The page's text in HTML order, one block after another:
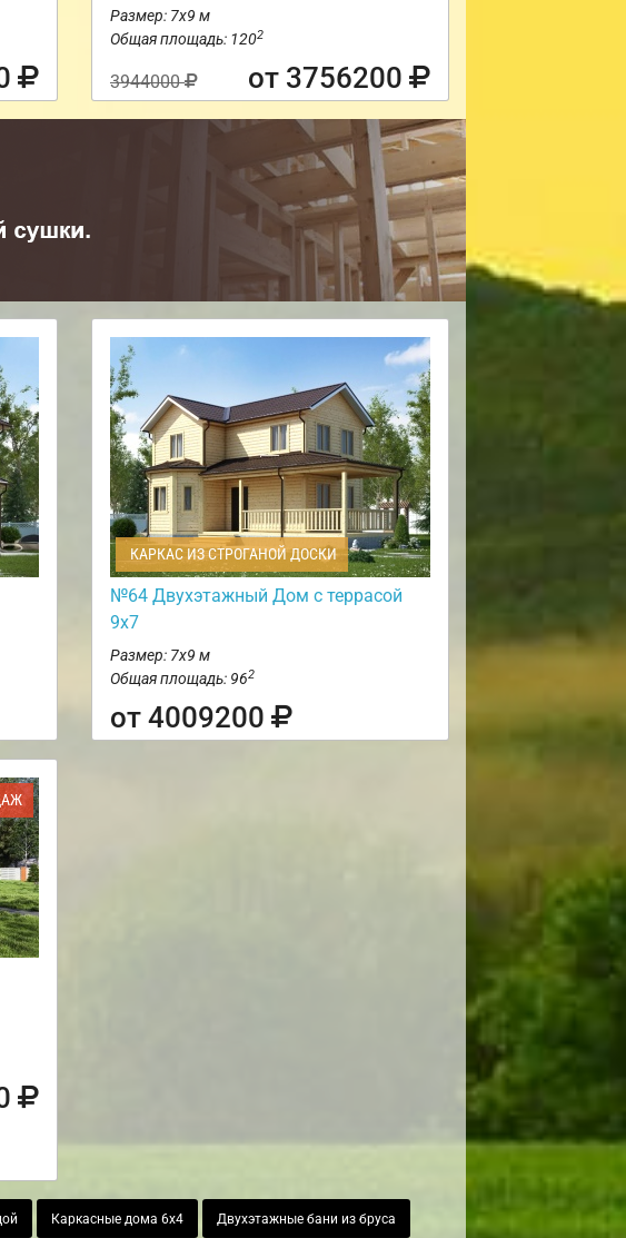
Размер: 7х9 м
Общая площадь: 1202
3944000 от 3756200
КАРКАС ИЗ СТРОГАНОЙ ДОСКИ
№64 Двухэтажный Дом с террасой
9х7
Размер: 7х9 м
Общая площадь: 962
от 4009200
Каркасные дома 6х4 Двухэтажные бани из бруса